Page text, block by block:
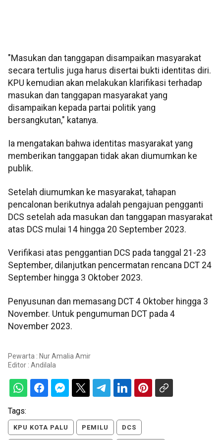
"Masukan dan tanggapan disampaikan masyarakat
secara tertulis juga harus disertai bukti identitas diri.
KPU kemudian akan melakukan klarifikasi terhadap
masukan dan tanggapan masyarakat yang
disampaikan kepada partai politik yang
bersangkutan," katanya.
Ia mengatakan bahwa identitas masyarakat yang
memberikan tanggapan tidak akan diumumkan ke
publik.
Setelah diumumkan ke masyarakat, tahapan
pencalonan berikutnya adalah pengajuan pengganti
DCS setelah ada masukan dan tanggapan masyarakat
atas DCS mulai 14 hingga 20 September 2023.
Verifikasi atas penggantian DCS pada tanggal 21-23
September, dilanjutkan pencermatan rencana DCT 24
September hingga 3 Oktober 2023.
Penyusunan dan memasang DCT 4 Oktober hingga 3
November. Untuk pengumuman DCT pada 4
November 2023.
Pewarta : Nur Amalia Amir
Editor : Andilala
Tags:
KPU KOTA PALU PEMILU DCS